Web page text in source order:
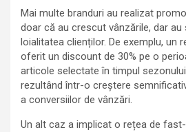
Mai multe branduri au realizat
doar că au crescut vânzările, dar
loialitatea clienților. De exemplu, un
oferit un discount de 30% pe o
articole selectate în timpul
rezultând într-o creștere
a conversiilor de vânzări.
Un alt caz a implicat o rețea de